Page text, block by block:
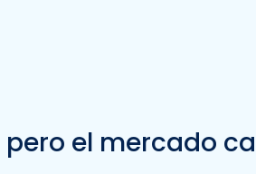
el mercado